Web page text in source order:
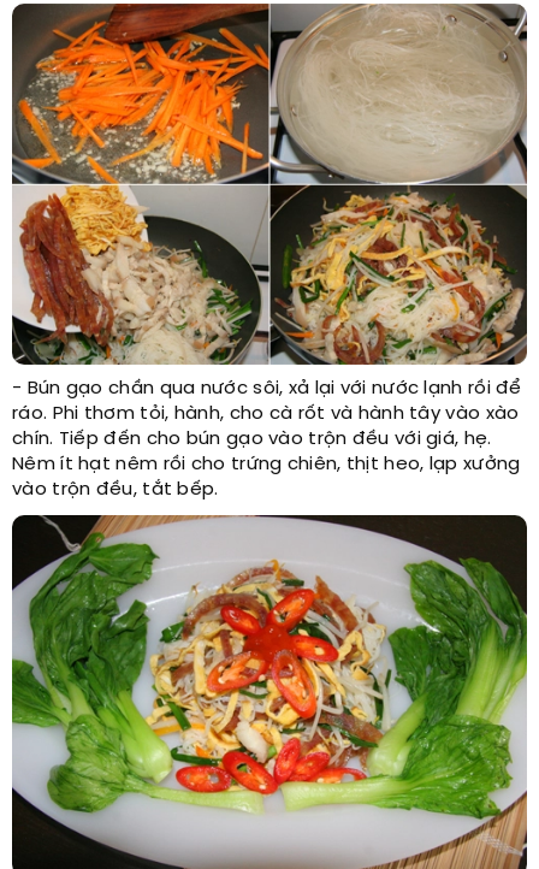
- Bún gạo chần qua nước sôi, xả lại với nước lạnh rồi để
ráo. Phi thơm tỏi, hành, cho cà rốt và hành tây vào xào
chín. Tiếp đến cho bún gạo vào trộn đều với giá, hẹ.
Nêm ít hạt nêm rồi cho trứng chiên, thịt heo, lạp xưởng
vào trộn đều, tắt bếp.